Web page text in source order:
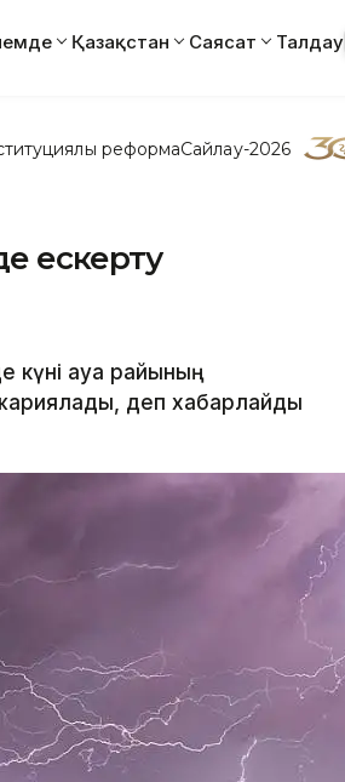
Қазақстан Саясат Талдау
реформаСайлау-2026
ескерту
күні ауа райының
деп хабарлайды